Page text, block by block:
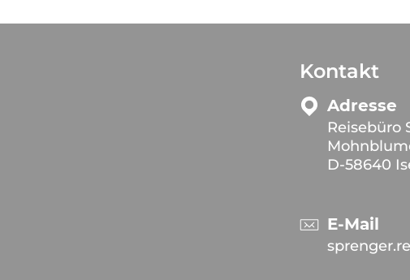
Kontakt
Adresse
Reisebüro
D-58640
E-Mail